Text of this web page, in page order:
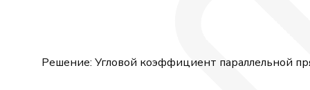
Решение: Угловой коэффициент параллельной